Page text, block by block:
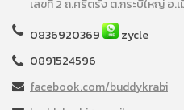
เลขที่ 2 ถ.ศรีตรัง ต.กระบี่ใหญ่ อ.
0836920369
zycle
0891524596
facebook.com/buddykrabi